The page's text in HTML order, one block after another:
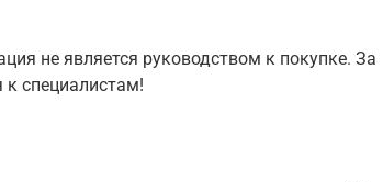
не является руководством к покупке. За
к специалистам!